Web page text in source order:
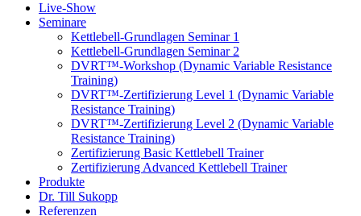
Live-Show
Seminare
Kettlebell-Grundlagen Seminar 1
Kettlebell-Grundlagen Seminar 2
DVRT™-Workshop (Dynamic Variable Resistance
Training)
DVRT™-Zertifizierung Level 1 (Dynamic Variable
Resistance Training)
DVRT™-Zertifizierung Level 2 (Dynamic Variable
Resistance Training)
Zertifizierung Basic Kettlebell Trainer
Zertifizierung Advanced Kettlebell Trainer
Produkte
Dr. Till Sukopp
Referenzen